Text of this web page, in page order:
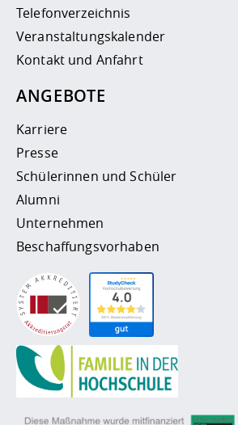
Telefonverzeichnis
Veranstaltungskalender
Kontakt und Anfahrt
ANGEBOTE
Karriere
Presse
Schülerinnen und Schüler
Alumni
Unternehmen
Beschaffungsvorhaben